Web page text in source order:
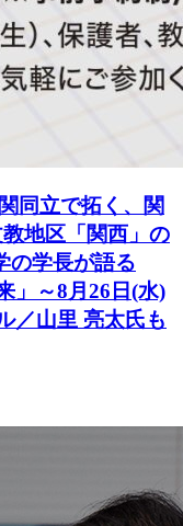
同立で拓く、関
地区「関西」の
の学長が語る
」～8月26日(水)
／山里 亮太氏も